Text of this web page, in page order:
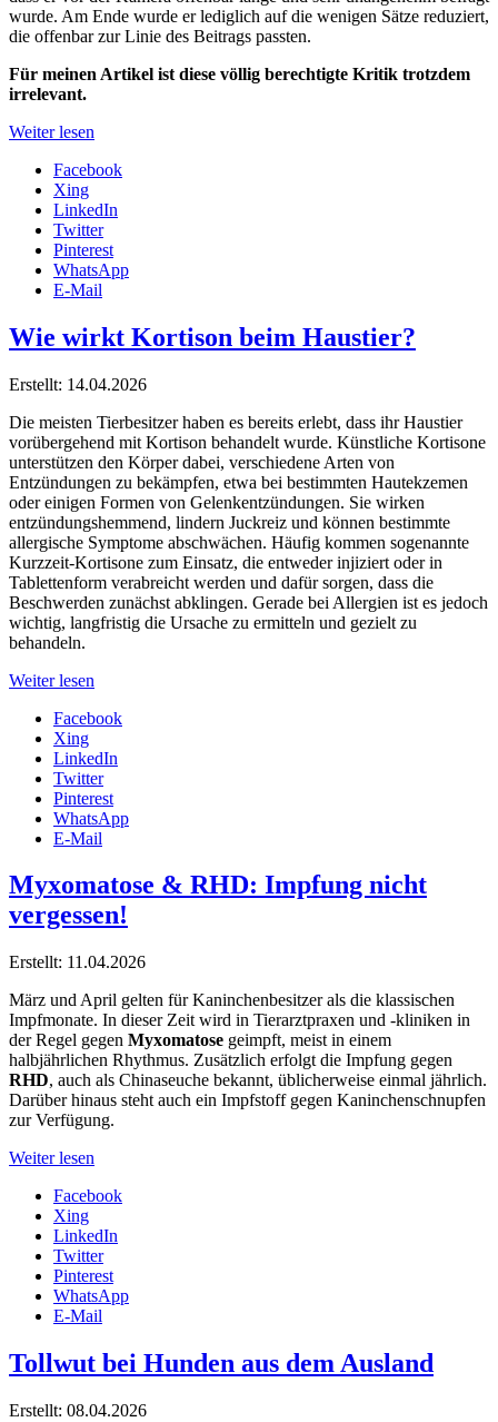
wurde. Am Ende wurde er lediglich auf die wenigen Sätze reduziert,
die offenbar zur Linie des Beitrags passten.
Für meinen Artikel ist diese völlig berechtigte Kritik trotzdem
irrelevant.
Weiter lesen
Facebook
Xing
LinkedIn
Twitter
Pinterest
WhatsApp
E-Mail
Wie wirkt Kortison beim Haustier?
Erstellt: 14.04.2026
Die meisten Tierbesitzer haben es bereits erlebt, dass ihr Haustier
vorübergehend mit Kortison behandelt wurde. Künstliche Kortisone
unterstützen den Körper dabei, verschiedene Arten von
Entzündungen zu bekämpfen, etwa bei bestimmten Hautekzemen
oder einigen Formen von Gelenkentzündungen. Sie wirken
entzündungshemmend, lindern Juckreiz und können bestimmte
allergische Symptome abschwächen. Häufig kommen sogenannte
Kurzzeit-Kortisone zum Einsatz, die entweder injiziert oder in
Tablettenform verabreicht werden und dafür sorgen, dass die
Beschwerden zunächst abklingen. Gerade bei Allergien ist es jedoch
wichtig, langfristig die Ursache zu ermitteln und gezielt zu
behandeln.
Weiter lesen
Facebook
Xing
LinkedIn
Twitter
Pinterest
WhatsApp
E-Mail
Myxomatose & RHD: Impfung nicht
vergessen!
Erstellt: 11.04.2026
März und April gelten für Kaninchenbesitzer als die klassischen
Impfmonate. In dieser Zeit wird in Tierarztpraxen und -kliniken in
der Regel gegen Myxomatose geimpft, meist in einem
halbjährlichen Rhythmus. Zusätzlich erfolgt die Impfung gegen
RHD, auch als Chinaseuche bekannt, üblicherweise einmal jährlich.
Darüber hinaus steht auch ein Impfstoff gegen Kaninchenschnupfen
zur Verfügung.
Weiter lesen
Facebook
Xing
LinkedIn
Twitter
Pinterest
WhatsApp
E-Mail
Tollwut bei Hunden aus dem Ausland
Erstellt: 08.04.2026